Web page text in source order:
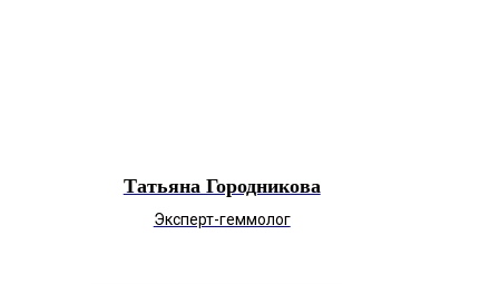
Татьяна Городникова
Эксперт-геммолог